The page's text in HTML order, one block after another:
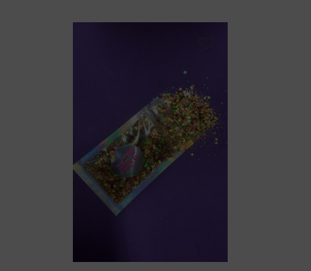
ADICIONAR AO CARRINHO